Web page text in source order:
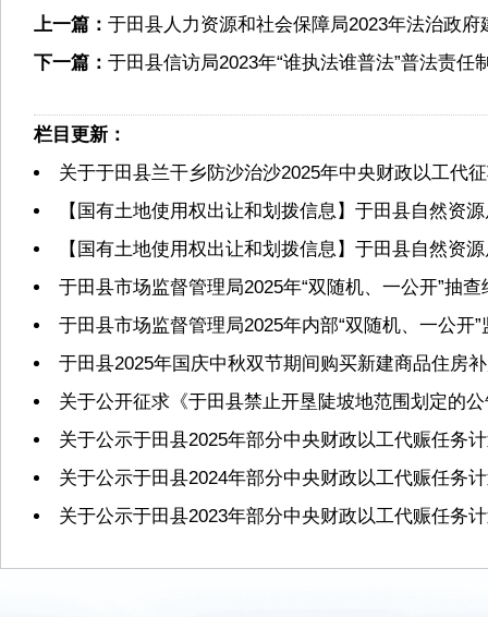
上一篇： 于田县人力资源和社会保障局2023年法治政
下一篇： 于田县信访局2023年“谁执法谁普法”普法责任
栏目更新：
关于于田县兰干乡防沙治沙2025年中央财政以工代
【国有土地使用权出让和划拨信息】于田县自然资
【国有土地使用权出让和划拨信息】于田县自然资
于田县市场监督管理局2025年“双随机、一公开”抽查
于田县市场监督管理局2025年内部“双随机、一公开
于田县2025年国庆中秋双节期间购买新建商品住房
关于公开征求《于田县禁止开垦陡坡地范围划定的
关于公示于田县2025年部分中央财政以工代赈任务
关于公示于田县2024年部分中央财政以工代赈任务
关于公示于田县2023年部分中央财政以工代赈任务